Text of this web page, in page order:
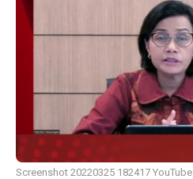
Screenshot 20220325 182417 YouTube